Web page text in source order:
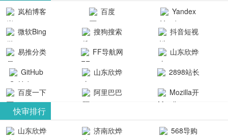
台内容丰
富，更新快
速，支持在
线观看，满
足各类影迷
需求，提供
无广告、高
清流畅的观
影体验。
量免费看电
影网站！
成全短剧电
视剧、电视
剧大全、好
看的电视
剧、最新的
电影在线观
看，神马影
最新好看的
动漫综合
提供最新电
视剧和2025
年最新电影
的在线观
看，快来碟
调电影网在
线观看最新
热门影视作
漫免费在线
观看
整合当前互
联网最新最
全最优质的
软件免费下
载、资源免
费共享、技
术教程学习
台！整合破
岚柏博客 百度
Yandex
搜索
微软Bing
搜狗搜索
引擎
抖音短视
频
易推分类
目录网
FF导航网
山东欣烨
化工有限公
GitHub
山东欣烨
生物科技有
2898站长
资源平台
百度一下
阿里巴巴
Mozilla开
快审排行
山东欣烨
济南欣烨
568导购